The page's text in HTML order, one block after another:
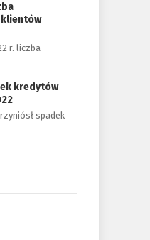
r. liczba
kredytów
spadek